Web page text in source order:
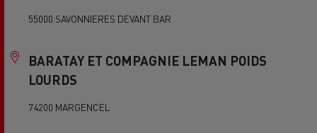
55000 SAVONNIERES DEVANT BAR
BARATAY ET COMPAGNIE LEMAN POIDS
LOURDS
74200 MARGENCEL